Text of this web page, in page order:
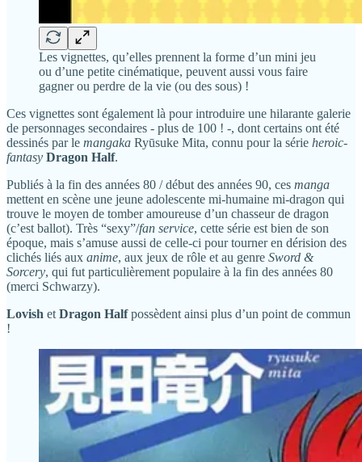
Les vignettes, qu’elles prennent la forme d’un mini jeu
ou d’une petite cinématique, peuvent aussi vous faire
gagner ou perdre de la vie (ou des sous) !
Ces vignettes sont également là pour introduire une hilarante galerie
de personnages secondaires - plus de 100 ! -, dont certains ont été
dessinés par le mangaka Ryūsuke Mita, connu pour la série heroic-
fantasy Dragon Half.
Publiés à la fin des années 80 / début des années 90, ces manga
mettent en scène une jeune adolescente mi-humaine mi-dragon qui
trouve le moyen de tomber amoureuse d’un chasseur de dragon
(c’est ballot). Très “sexy”/fan service, cette série est bien de son
époque, mais s’amuse aussi de celle-ci pour tourner en dérision des
clichés liés aux anime, aux jeux de rôle et au genre Sword &
Sorcery, qui fut particulièrement populaire à la fin des années 80
(merci Schwarzy).
Lovish et Dragon Halfpossèdent ainsi plus d’un point de commun
!